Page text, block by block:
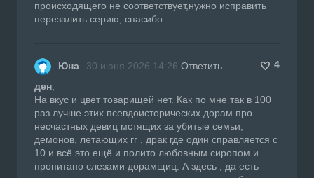
происходящего не соответствует,нужно исправить
перезалить серию, спасибо
Юна 30 июня 2026 14:26 Ответить
4
ден
На вкус и цвет товарищей нет. Как по мне так в 100
раз лучше этих псевдоисторических дорам про
несчастных девиц мстящих за убитые семьи,
демонов, летающих гг , драк где один справляется с
10 и всё это ещё и полито любовным сиропом и
пропитано слезами дорамщиц. А здесь , да есть